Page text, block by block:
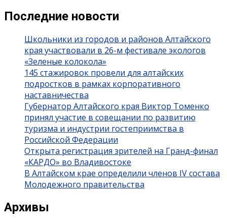
Последние новости
Школьники из городов и районов Алтайского
края участвовали в 26-м фестивале экологов
«Зеленые колокола»
145 стажировок провели для алтайских
подростков в рамках корпоративного
наставничества
Губернатор Алтайского края Виктор Томенко
принял участие в совещании по развитию
туризма и индустрии гостеприимства в
Российской Федерации
Открыта регистрация зрителей на Гранд-финал
«КАРДО» во Владивостоке
В Алтайском крае определили членов IV состава
Молодежного правительства
Архивы